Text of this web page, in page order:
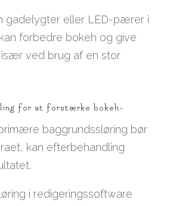
gadelygter eller LED-pærer i
forbedre bokeh og give
ved brug af en stor
for at forstærke bokeh-
baggrundssløring bør
kan efterbehandling
i redigeringssoftware